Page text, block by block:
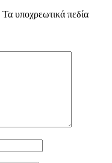
Τα υποχρεωτικά πεδία